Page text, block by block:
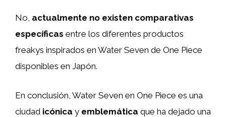
No, actualmente no existen comparativas
específicas entre los diferentes productos
freakys inspirados en Water Seven de One Piece
disponibles en Japón.
En conclusión, Water Seven en One Piece es una
ciudad icónica y emblemática que ha dejado una